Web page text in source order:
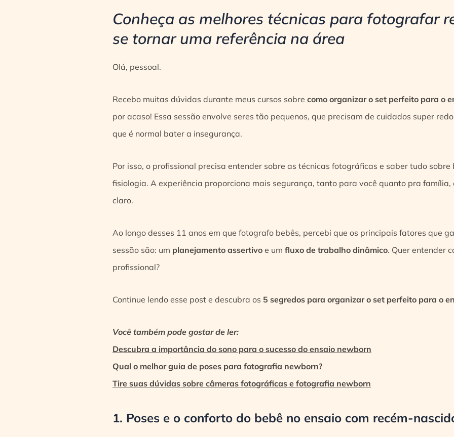
Conheça as melhores técnicas para fotografar
se tornar uma referência na área
Olá, pessoal.
Recebo muitas dúvidas durante meus cursos sobre como organizar o set perfeito para o
por acaso! Essa sessão envolve seres tão pequenos, que precisam de cuidados super
que é normal bater a insegurança.
Por isso, o profissional precisa entender sobre as técnicas fotográficas e saber tudo sobre
fisiologia. A experiência proporciona mais segurança, tanto para você quanto pra família,
claro.
Ao longo desses 11 anos em que fotografo bebês, percebi que os principais fatores que
sessão são: um planejamento assertivo e um fluxo de trabalho dinâmico. Quer entender
profissional?
Continue lendo esse post e descubra os 5 segredos para organizar o set perfeito para o
Você também pode gostar de ler:
Descubra a importância do sono para o sucesso do ensaio newborn
Qual o melhor guia de poses para fotografia newborn?
Tire suas dúvidas sobre câmeras fotográficas e fotografia newborn
1. Poses e o conforto do bebê no ensaio com recém-